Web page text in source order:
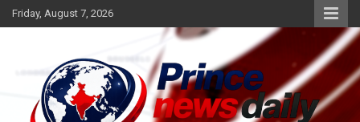
Skip
to
Friday, August 7, 2026